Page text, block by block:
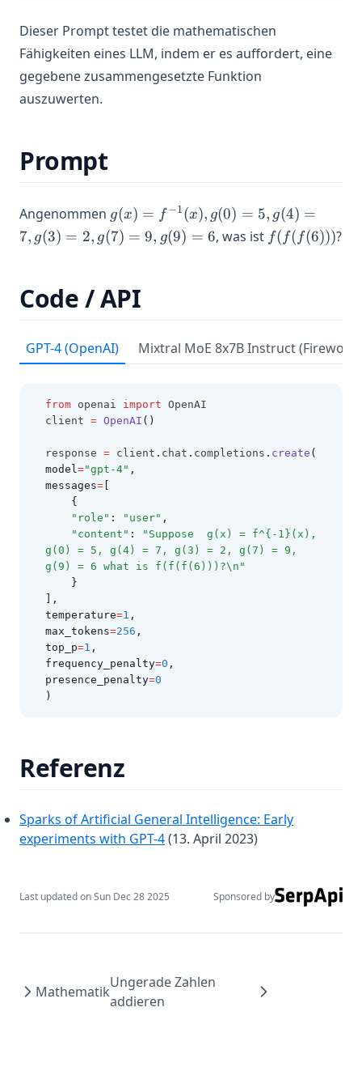
Llama 3
Mistral 7B
Mistral Large
OLMo
Sora
LLM-Sammlung
Risiken & Missbrauch
Faktentreue
LLM Forschungsergebnisse
RAG für LLMs
LLM Reasoning
LM-geführtes CoT
RAG Reduziert Halluzination
Synthetische Daten
RAG Zuverlässigkeit
LLM In-Context Recall
ThoughtSculpt
Infini-Attention
Vertrauenswürdigkeit in LLMs
Was ist Groq?
Werkzeuge & Bibliotheken
Notebooks
Zusatzlektüre
agents
Dieser Prompt testet die mathematischen
Fähigkeiten eines LLM, indem er es auffordert, eine
gegebene zusammengesetzte Funktion
auszuwerten.
Prompt
Angenommen g(x)
=
f^{-1}
g(0)
= 5,
= 7,
g(3)
g(7)
= 9,
= 6
g(x) = f −1(x), g(0) = 5, g(4) =
7, g(3) = 2, g(7) = 9, g(9) = 6, was ist f(f(f(6)))
f( f( f(6)))?
Code / API
GPT-4 (OpenAI) Mixtral MoE 8x7B Instruct
from openai import OpenAI
client = OpenAI ()
response = client . chat . completions . create (
model="gpt-4" ,
messages=
    {
"role" : "user" ,
"content" :
"Suppose  g(x) = f^{-1}(x),
g(0) = 5, g(4) = 7, g(3) = 2, g(7) = 9,
g(9) = 6 what is f(f(f(6)))?\n"
    }
],
temperature=1 ,
max_tokens=256 ,
top_p=1 ,
frequency_penalty=0 ,
presence_penalty=0
)
Referenz
Sparks of Artificial General Intelligence: Early
experiments with GPT-4(opens in a new tab)
(13. April 2023)
Last updated onSun Dec 28 2025 Sponsored by
Mathematik
Ungerade Zahlen
addieren